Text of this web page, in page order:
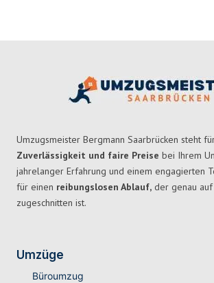
Umzugsmeister Bergmann Saarbrücken steht
Zuverlässigkeit und faire Preise bei Ihrem
jahrelanger Erfahrung und einem engagierten
für einen reibungslosen Ablauf, der genau
zugeschnitten ist.
Umzüge
Büroumzug